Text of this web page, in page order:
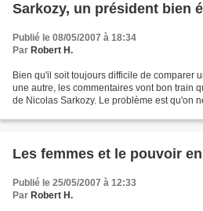
Sarkozy, un président bien
Publié le 08/05/2007 à 18:34
Par Robert H.
Bien qu'il soit toujours difficile de comparer
une autre, les commentaires vont bon train
de Nicolas Sarkozy. Le problème est qu'on
Les femmes et le pouvoir
Publié le 25/05/2007 à 12:33
Par Robert H.